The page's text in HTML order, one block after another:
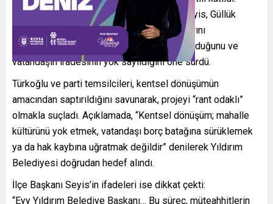
Açıklamada konuşan İlçe Başkanı İsmail Seyis, Güllük
halkının “haklı mücadelesine” sahip çıktıklarını
vurgulayarak, sürecin belirsizliklerle dolu olduğunu ve
vatandaşın iradesinin yok sayıldığını öne sürdü.
Türkoğlu ve parti temsilcileri, kentsel dönüşümün
amacından saptırıldığını savunarak, projeyi “rant odaklı”
olmakla suçladı. Açıklamada, “Kentsel dönüşüm; mahalle
kültürünü yok etmek, vatandaşı borç batağına sürüklemek
ya da hak kaybına uğratmak değildir” denilerek Yıldırım
Belediyesi doğrudan hedef alındı.
İlçe Başkanı Seyis’in ifadeleri ise dikkat çekti:
“Eyy Yıldırım Belediye Başkanı… Bu süreç, müteahhitlerin